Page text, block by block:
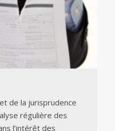
de la jurisprudence
régulière des
l’intérêt des